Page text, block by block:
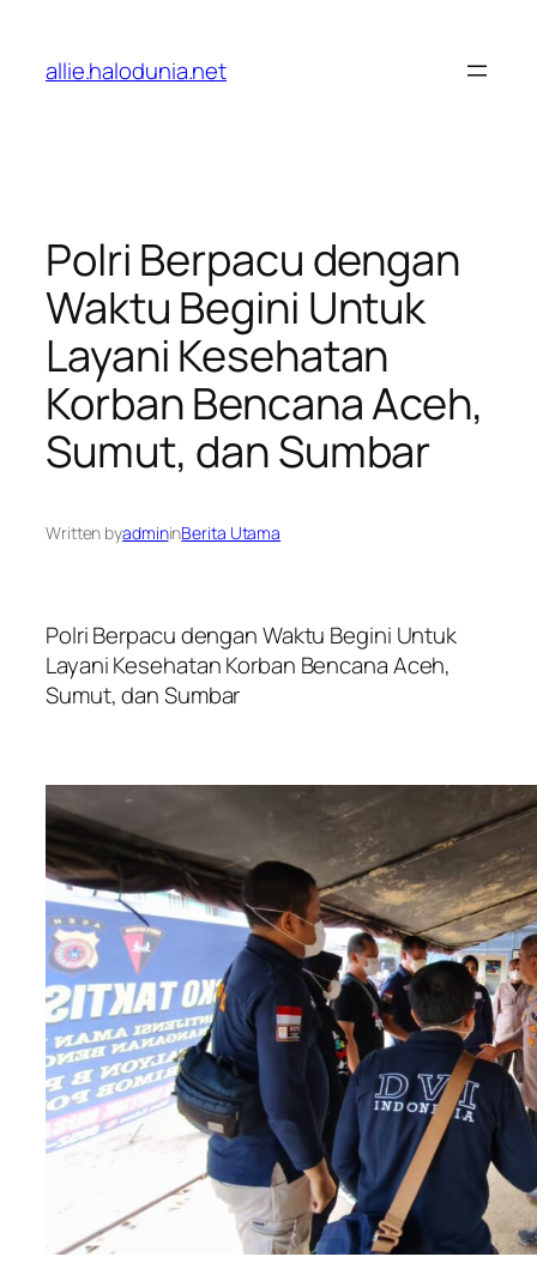
konten
allie.halodunia.net
Polri Berpacu dengan
Waktu Begini Untuk
Layani Kesehatan
Korban Bencana Aceh,
Sumut, dan Sumbar
Written byadmininBerita Utama
Polri Berpacu dengan Waktu Begini Untuk
Layani Kesehatan Korban Bencana Aceh,
Sumut, dan Sumbar